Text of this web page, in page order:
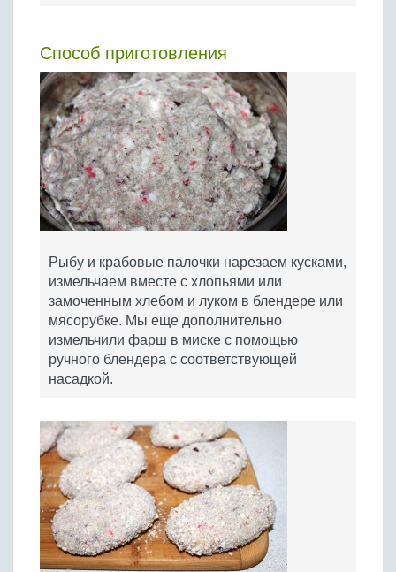
Способ приготовления
Рыбу и крабовые палочки нарезаем кусками,
измельчаем вместе с хлопьями или
замоченным хлебом и луком в блендере или
мясорубке. Мы еще дополнительно
измельчили фарш в миске с помощью
ручного блендера с соответствующей
насадкой.